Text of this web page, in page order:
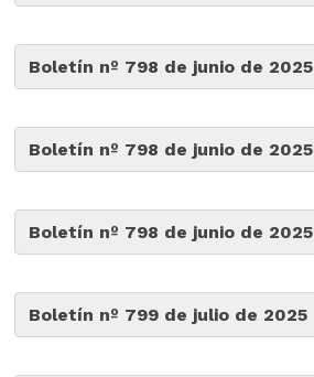
Boletín nº 798 de junio de 2025
Boletín nº 798 de junio de 2025
Boletín nº 798 de junio de 2025
Boletín nº 799 de julio de 2025